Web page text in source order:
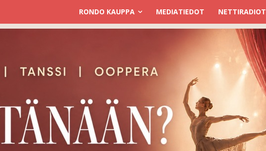
RONDO KAUPPA MEDIATIEDOT NETTIRADIOT